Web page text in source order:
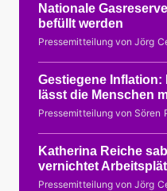
Nationale
befüllt werden
Pressemitteilung von Jörg
Gestiegene
lässt die Menschen
Pressemitteilung von Sören
Katherina Reiche
vernichtet
Pressemitteilung von Jörg